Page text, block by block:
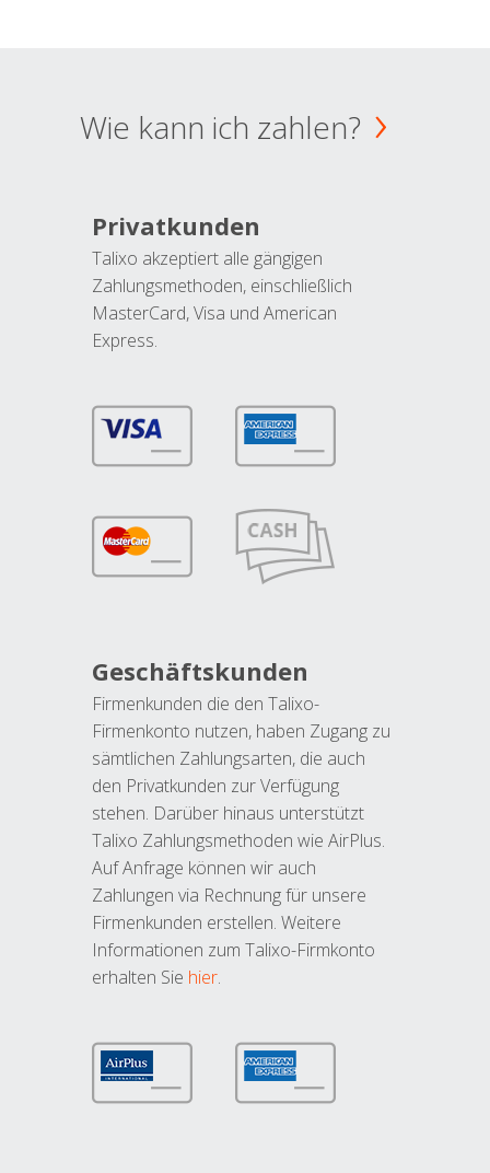
Wie kann ich zahlen?
Privatkunden
Talixo akzeptiert alle gängigen
Zahlungsmethoden, einschließlich
MasterCard, Visa und American
Express.
Geschäftskunden
Firmenkunden die den Talixo-
Firmenkonto nutzen, haben Zugang zu
sämtlichen Zahlungsarten, die auch
den Privatkunden zur Verfügung
stehen. Darüber hinaus unterstützt
Talixo Zahlungsmethoden wie AirPlus.
Auf Anfrage können wir auch
Zahlungen via Rechnung für unsere
Firmenkunden erstellen. Weitere
Informationen zum Talixo-Firmkonto
erhalten Sie hier.